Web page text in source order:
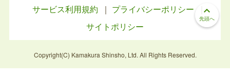
サービス利用規約
プライバシーポリシー
サイトポリシー
Copyright(C) Kamakura Shinsho, Ltd. All Rights Reserved.
keyboard_arrow_up
先頭へ